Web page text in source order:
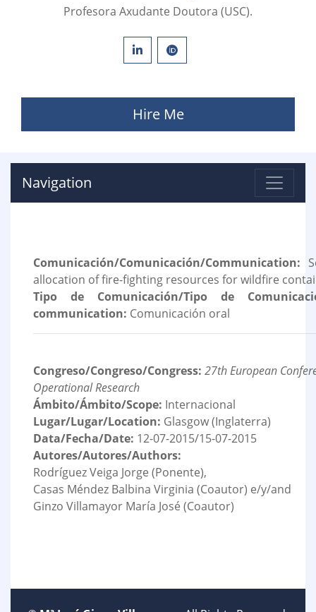
Profesora Axudante Doutora (USC).
Hire Me
Navigation
Comunicación/Comunicación/Communication:
allocation of fire-fighting resources for wildfire
Tipo de Comunicación/Tipo de
communication: Comunicación oral
Congreso/Congreso/Congress: 27th European
Operational Research
Ámbito/Ámbito/Scope: Internacional
Lugar/Lugar/Location: Glasgow (Inglaterra)
Data/Fecha/Date: 12-07-2015/15-07-2015
Autores/Autores/Authors:
Rodríguez Veiga Jorge (Ponente),
Casas Méndez Balbina Virginia (Coautor) e/y/and
Ginzo Villamayor María José (Coautor)